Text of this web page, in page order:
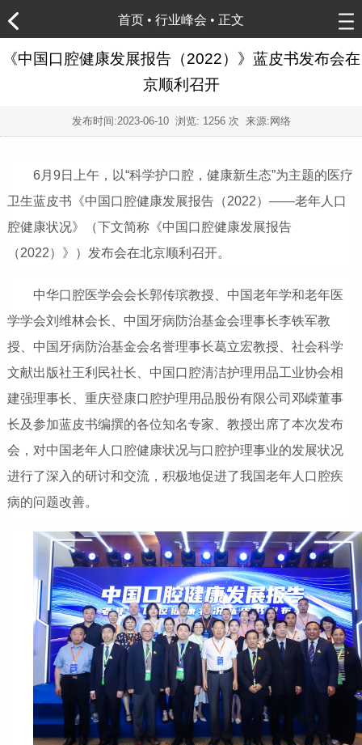
首页 • 行业峰会 • 正文
《中国口腔健康发展报告（2022）》蓝皮书发布会在
京顺利召开
发布时间:2023-06-10浏览: 1256 次 来源:网络
6月9日上午，以“科学护口腔，健康新生态”为主题的医疗
卫生蓝皮书《中国口腔健康发展报告（2022）——老年人口
腔健康状况》（下文简称《中国口腔健康发展报告
（2022）》）发布会在北京顺利召开。
中华口腔医学会会长郭传瑸教授、中国老年学和老年医
学学会刘维林会长、中国牙病防治基金会理事长李铁军教
授、中国牙病防治基金会名誉理事长葛立宏教授、社会科学
文献出版社王利民社长、中国口腔清洁护理用品工业协会相
建强理事长、重庆登康口腔护理用品股份有限公司邓嵘董事
长及参加蓝皮书编撰的各位知名专家、教授出席了本次发布
会，对中国老年人口腔健康状况与口腔护理事业的发展状况
进行了深入的研讨和交流，积极地促进了我国老年人口腔疾
病的问题改善。